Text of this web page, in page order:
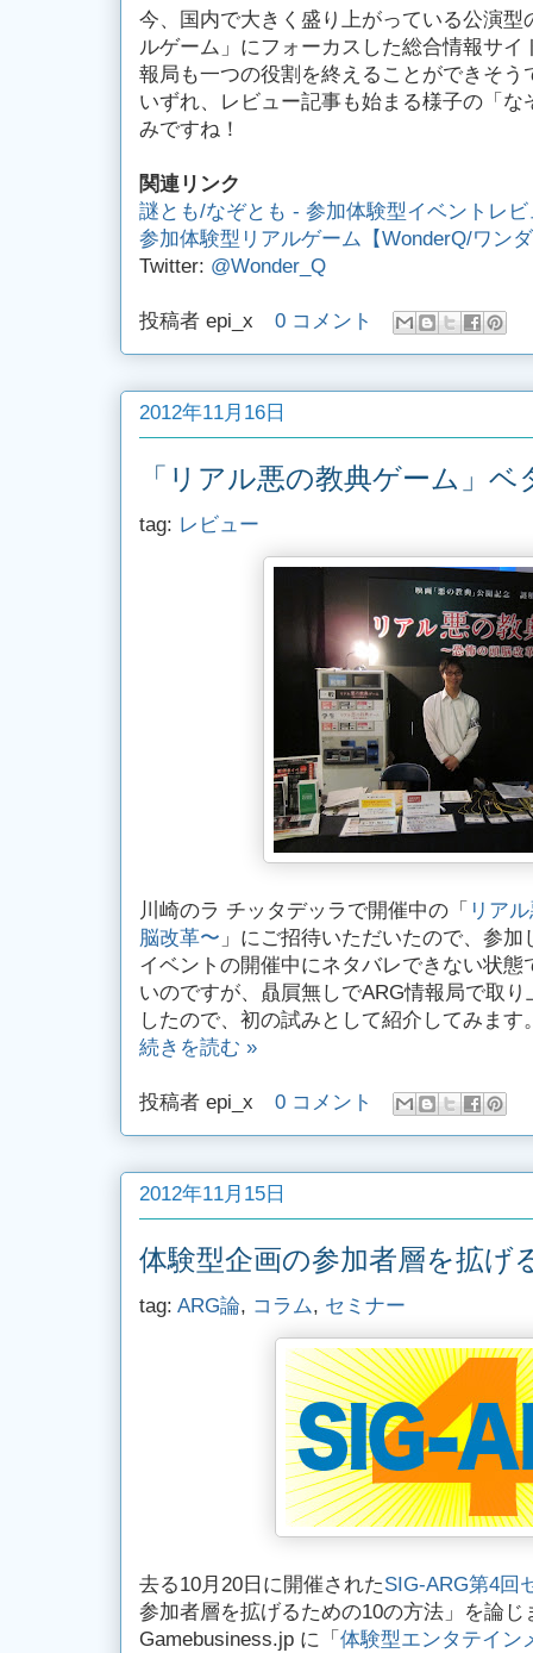
今、国内で大きく盛り上がっている公演
ルゲーム」にフォーカスした総合情報サ
報局も一つの役割を終えることができそう
いずれ、レビュー記事も始まる様子の「
みですね！
関連リンク
謎とも/なぞとも - 参加体験型イベントレ
参加体験型リアルゲーム【WonderQ/ワン
Twitter: @Wonder_Q
投稿者 epi_x 0 コメント
2012年11月16日
「リアル悪の教典ゲーム」
tag: レビュー
川崎のラ チッタデッラで開催中の「 リア
脳改革〜 」にご招待いただいたので、参
イベントの開催中にネタバレできない状
いのですが、贔屓無しでARG情報局で取
したので、初の試みとして紹介してみます
続きを読む »
投稿者 epi_x 0 コメント
2012年11月15日
体験型企画の参加者層を拡げ
tag: ARG論, コラム, セミナー
去る10月20日に開催されたSIG-ARG第4回
参加者層を拡げるための10の方法」を論
Gamebusiness.jp に「 体験型エンタテイン